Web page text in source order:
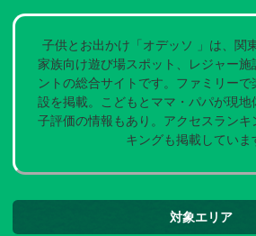
子供とお出かけ「オデッソ 」は、関
家族向け遊び場スポット、レジャー
ントの総合サイトです。ファミリー
設を掲載。こどもとママ・パパが現地
子評価の情報もあり。アクセスランキ
キングも掲載していま
対象エリア